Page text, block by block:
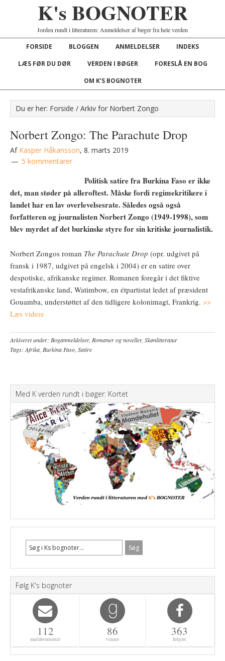
K's BOGNOTER
Jorden rundt i litteraturen: Anmeldelser af bøger fra hele verden
FORSIDE BLOGGEN ANMELDELSER
INDEKS
LÆS FØR DU DØR
VERDEN I BØGER
FORESLÅ EN BOG
OM K’S BOGNOTER
Du er her: Forside / Arkiv for Norbert Zongo
Norbert Zongo: The Parachute Drop
Af Kasper Håkansson, 8. marts 2019
5 kommentarer
Politisk satire fra Burkina Faso er ikke
det, man støder på alleroftest. Måske fordi regimekritikere i
landet har en lav overlevelsesrate. Således også også
forfatteren og journalisten Norbert Zongo (1949-1998), som
blev myrdet af det burkinske styre for sin kritiske journalistik.
Norbert Zongos roman The Parachute Drop (opr. udgivet på
fransk i 1987, udgivet på engelsk i 2004) er en satire over
despotiske, afrikanske regimer. Romanen foregår i det fiktive
vestafrikanske land, Watimbow, en étpartistat ledet af præsident
Gouamba, understøttet af den tidligere kolonimagt, Frankrig. >>
Læs videre
Arkiveret under: Boganmeldelser, Romaner og noveller, Skønlitteratur
Tags: Afrika Burkina Faso Satire
Med K verden rundt i bøger: Kortet
Følg K's bognoter
112
mailabonnenter
86
venner
363
følgere